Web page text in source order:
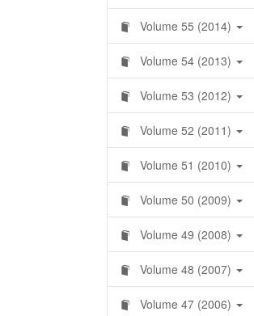
Volume 55 (2014)
Volume 54 (2013)
Volume 53 (2012)
Volume 52 (2011)
Volume 51 (2010)
Volume 50 (2009)
Volume 49 (2008)
Volume 48 (2007)
Volume 47 (2006)